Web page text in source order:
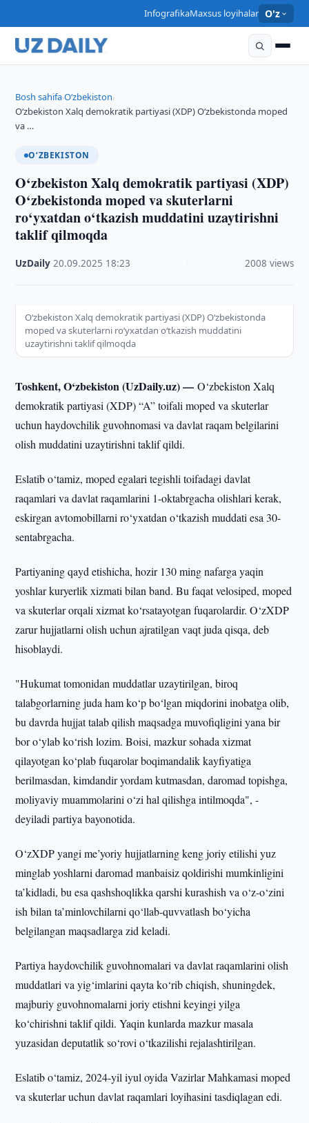
InfografikaMaxsus loyihalar O'z
Bosh sahifa›O‘zbekiston›
O‘zbekiston Xalq demokratik partiyasi (XDP) O‘zbekistonda moped
va …
O‘ZBEKISTON
O‘zbekiston Xalq demokratik partiyasi (XDP)
O‘zbekistonda moped va skuterlarni
ro‘yxatdan o‘tkazish muddatini uzaytirishni
taklif qilmoqda
UzDaily ·20.09.2025 18:23 2008 views
O‘zbekiston Xalq demokratik partiyasi (XDP) O‘zbekistonda
moped va skuterlarni ro‘yxatdan o‘tkazish muddatini
uzaytirishni taklif qilmoqda
Toshkent, O‘zbekiston (UzDaily.uz) —O‘zbekiston Xalq
demokratik partiyasi (XDP) “A” toifali moped va skuterlar
uchun haydovchilik guvohnomasi va davlat raqam belgilarini
olish muddatini uzaytirishni taklif qildi.
Eslatib o‘tamiz, moped egalari tegishli toifadagi davlat
raqamlari va davlat raqamlarini 1-oktabrgacha olishlari kerak,
eskirgan avtomobillarni ro‘yxatdan o‘tkazish muddati esa 30-
sentabrgacha.
Partiyaning qayd etishicha, hozir 130 ming nafarga yaqin
yoshlar kuryerlik xizmati bilan band. Bu faqat velosiped, moped
va skuterlar orqali xizmat ko‘rsatayotgan fuqarolardir. O‘zXDP
zarur hujjatlarni olish uchun ajratilgan vaqt juda qisqa, deb
hisoblaydi.
"Hukumat tomonidan muddatlar uzaytirilgan, biroq
talabgorlarning juda ham ko‘p bo‘lgan miqdorini inobatga olib,
bu davrda hujjat talab qilish maqsadga muvofiqligini yana bir
bor o‘ylab ko‘rish lozim. Boisi, mazkur sohada xizmat
qilayotgan ko‘plab fuqarolar boqimandalik kayfiyatiga
berilmasdan, kimdandir yordam kutmasdan, daromad topishga,
moliyaviy muammolarini o‘zi hal qilishga intilmoqda", -
deyiladi partiya bayonotida.
O‘zXDP yangi me’yoriy hujjatlarning keng joriy etilishi yuz
minglab yoshlarni daromad manbaisiz qoldirishi mumkinligini
ta’kidladi, bu esa qashshoqlikka qarshi kurashish va o‘z-o‘zini
ish bilan ta’minlovchilarni qo‘llab-quvvatlash bo‘yicha
belgilangan maqsadlarga zid keladi.
Partiya haydovchilik guvohnomalari va davlat raqamlarini olish
muddatlari va yig‘imlarini qayta ko‘rib chiqish, shuningdek,
majburiy guvohnomalarni joriy etishni keyingi yilga
ko‘chirishni taklif qildi. Yaqin kunlarda mazkur masala
yuzasidan deputatlik so‘rovi o‘tkazilishi rejalashtirilgan.
Eslatib o‘tamiz, 2024-yil iyul oyida Vazirlar Mahkamasi moped
va skuterlar uchun davlat raqamlari loyihasini tasdiqlagan edi.